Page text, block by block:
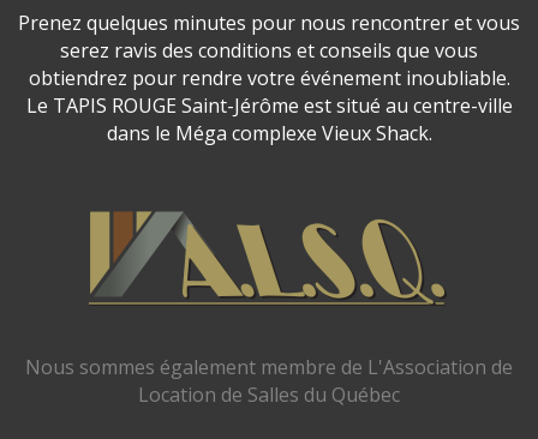
Prenez quelques minutes pour nous rencontrer et vous
serez ravis des conditions et conseils que vous
obtiendrez pour rendre votre événement inoubliable.
Le TAPIS ROUGE Saint-Jérôme est situé au centre-ville
dans le Méga complexe Vieux Shack.
Nous sommes également membre de L'Association de
Location de Salles du Québec